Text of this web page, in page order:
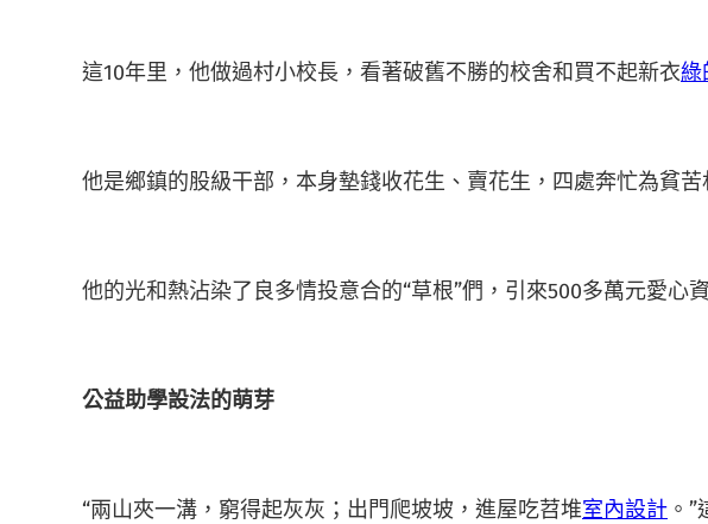
這10年里，他做過村小校長，看著破舊不勝的校舍和買不起新衣綠
他是鄉鎮的股級干部，本身墊錢收花生、賣花生，四處奔忙為貧苦
他的光和熱沾染了良多情投意合的“草根”們，引來500多萬元愛心
公益助學設法的萌芽
“兩山夾一溝，窮得起灰灰；出門爬坡坡，進屋吃苕堆室內設計 。